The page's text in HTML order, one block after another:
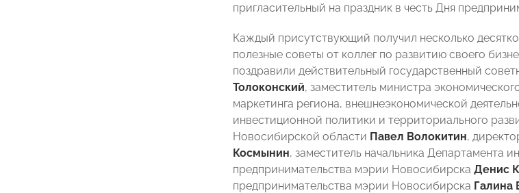
пригласительный на праздник в честь Дня
Каждый присутствующий получил несколько
полезные советы от коллег по развитию своего
поздравили действительный государственный
Толоконский, заместитель министра
маркетинга региона, внешнеэкономической
инвестиционной политики и территориального
Новосибирской области Павел Волокитин,
Космынин, заместитель начальника Департамента
предпринимательства мэрии Новосибирска Денис
предпринимательства мэрии Новосибирска Галина